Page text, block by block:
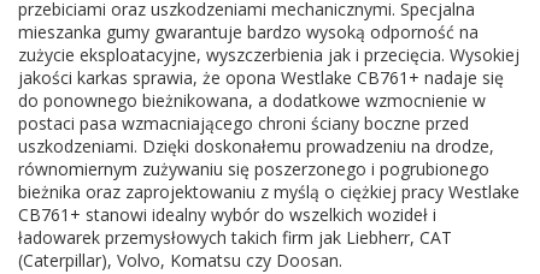
przebiciami oraz uszkodzeniami mechanicznymi. Specjalna
mieszanka gumy gwarantuje bardzo wysoką odporność na
zużycie eksploatacyjne, wyszczerbienia jak i przecięcia. Wysokiej
jakości karkas sprawia, że opona Westlake CB761+ nadaje się
do ponownego bieżnikowana, a dodatkowe wzmocnienie w
postaci pasa wzmacniającego chroni ściany boczne przed
uszkodzeniami. Dzięki doskonałemu prowadzeniu na drodze,
równomiernym zużywaniu się poszerzonego i pogrubionego
bieżnika oraz zaprojektowaniu z myślą o ciężkiej pracy Westlake
CB761+ stanowi idealny wybór do wszelkich wozideł i
ładowarek przemysłowych takich firm jak Liebherr, CAT
(Caterpillar), Volvo, Komatsu czy Doosan.